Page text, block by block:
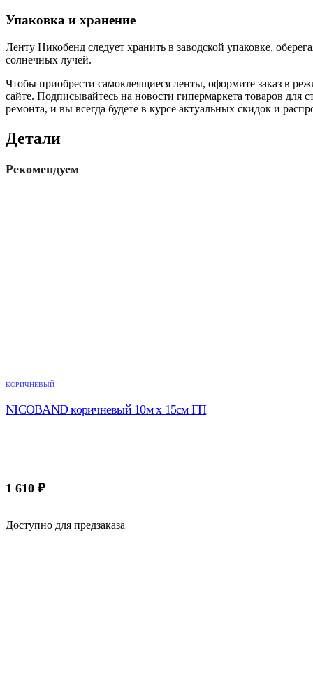
Упаковка и хранение
Ленту Никобенд следует хранить в заводской упаковке,
солнечных лучей.
Чтобы приобрести самоклеящиеся ленты, оформите заказ в
сайте. Подписывайтесь на новости гипермаркета товаров для
ремонта, и вы всегда будете в курсе актуальных скидок и
Детали
Рекомендуем
КОРИЧНЕВЫЙ
NICOBAND коричневый 10м х 15см ГП
1 610 ₽
Доступно для предзаказа